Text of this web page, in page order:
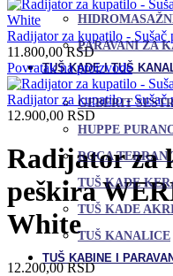
PARAVANI ZA
TUŠ KADE I TUŠ
GEBERIT
HUPPE
ROCA TERRAN
TUŠ KADE
TUŠ KADE
TUŠ KANALICE
TUŠ KABINE I PARAVANI
Radijator za kupatilo -
11.800,00RSD
Povratak na proizvode
Radijator za kupatilo -
12.900,00 RSD
Radijator za
peškira
White
12.200,00RSD